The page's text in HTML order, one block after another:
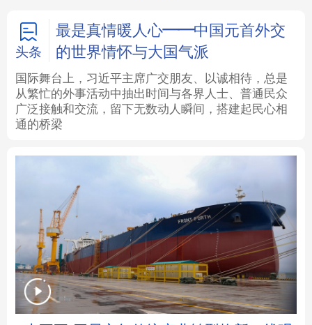
学术中国 乡村振兴 银龄 溯源中国
城市 旅游 能源
彩票 娱乐 时尚 悦读
公益
地方频道
北京 天津 河北 山西
辽宁 吉林 上海 江苏
头条
最是真情暖人心——中国元首外交
的世界情怀与大国气派
国际舞台上，习近平主席广交朋友、以诚相待，总是
从繁忙的外事活动中抽出时间与各界人士、普通民众
广泛接触和交流，留下无数动人瞬间，搭建起民心相
通的桥梁